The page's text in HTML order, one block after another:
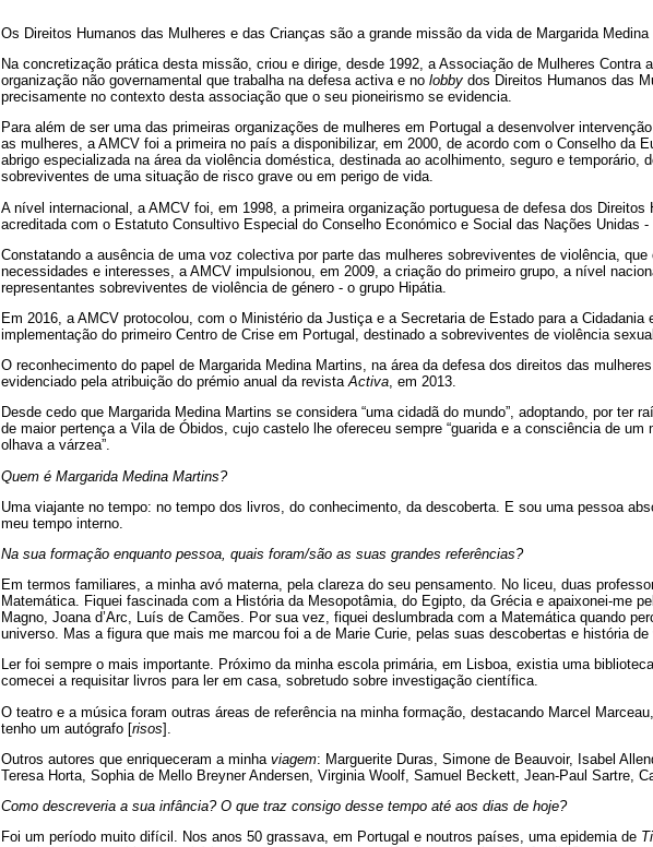
Os Direitos Humanos das Mulheres e das Crianças são a grande missão da vida de Margarida Medina
Na concretização prática desta missão, criou e dirige, desde 1992, a Associação de Mulheres Contra
organização não governamental que trabalha na defesa activa e no lobby dos Direitos Humanos das
precisamente no contexto desta associação que o seu pioneirismo se evidencia.
Para além de ser uma das primeiras organizações de mulheres em Portugal a desenvolver
as mulheres, a AMCV foi a primeira no país a disponibilizar, em 2000, de acordo com o Conselho da
abrigo especializada na área da violência doméstica, destinada ao acolhimento, seguro e temporário,
sobreviventes de uma situação de risco grave ou em perigo de vida.
A nível internacional, a AMCV foi, em 1998, a primeira organização portuguesa de defesa dos Direitos
acreditada com o Estatuto Consultivo Especial do Conselho Económico e Social das Nações Unidas -
Constatando a ausência de uma voz colectiva por parte das mulheres sobreviventes de violência,
necessidades e interesses, a AMCV impulsionou, em 2009, a criação do primeiro grupo, a nível
representantes sobreviventes de violência de género - o grupo Hipátia.
Em 2016, a AMCV protocolou, com o Ministério da Justiça e a Secretaria de Estado para a Cidadania
implementação do primeiro Centro de Crise em Portugal, destinado a sobreviventes de violência
O reconhecimento do papel de Margarida Medina Martins, na área da defesa dos direitos das
evidenciado pela atribuição do prémio anual da revistaActiva, em 2013.
Desde cedo que Margarida Medina Martins se considera “uma cidadã do mundo”, adoptando, por ter
de maior pertença a Vila de Óbidos, cujo castelo lhe ofereceu sempre “guarida e a consciência de um
olhava a várzea”.
Quem é Margarida Medina Martins?
Uma viajante no tempo: no tempo dos livros, do conhecimento, da descoberta. E sou uma pessoa
meu tempo interno.
Na sua formação enquanto pessoa, quais foram/são as suas grandes referências?
Em termos familiares, a minha avó materna, pela clareza do seu pensamento. No liceu, duas
Matemática. Fiquei fascinada com a História da Mesopotâmia, do Egipto, da Grécia e apaixonei-me
Magno, Joana d’Arc, Luís de Camões. Por sua vez, fiquei deslumbrada com a Matemática quando
universo. Mas a figura que mais me marcou foi a de Marie Curie, pelas suas descobertas e história de
Ler foi sempre o mais importante. Próximo da minha escola primária, em Lisboa, existia uma
comecei a requisitar livros para ler em casa, sobretudo sobre investigação científica.
O teatro e a música foram outras áreas de referência na minha formação, destacando Marcel
tenho um autógrafo [risos].
Outros autores que enriqueceram a minha viagem: Marguerite Duras, Simone de Beauvoir, Isabel
Teresa Horta, Sophia de Mello Breyner Andersen, Virginia Woolf, Samuel Beckett, Jean-Paul Sartre,
Como descreveria a sua infância? O que traz consigo desse tempo até aos dias de hoje?
Foi um período muito difícil. Nos anos 50 grassava, em Portugal e noutros países, uma epidemia de